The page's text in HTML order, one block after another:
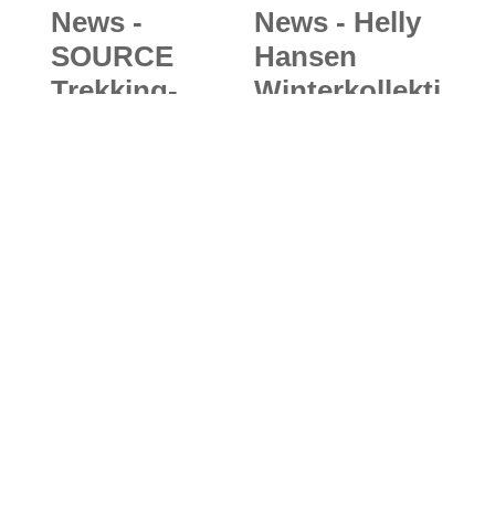
Ralf
Dujmovits
News -
SOURCE
Trekking-
News - Helly
Hansen
Winterkollekti